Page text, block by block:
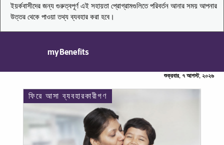
ইয়র্কবাসীদের জন্য গুরুত্বপূর্ণ এই সহায়তা প্রোগ্রামগুলিতে পরিবর্তন আনার সময় আপনার
উত্তর থেকে পাওয়া তথ্য ব্যবহার করা হবে।
myBenefits
শুক্রবার, ৭ আগস্ট, ২০২৬
ফিরে আসা ব্যবহারকারীগণ